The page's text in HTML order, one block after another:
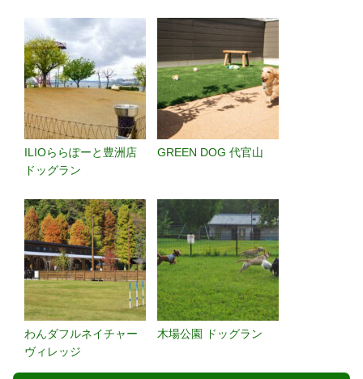
ILIOららぽーと豊洲店
ドッグラン
GREEN DOG 代官山
わんダフルネイチャー
ヴィレッジ
木場公園 ドッグラン